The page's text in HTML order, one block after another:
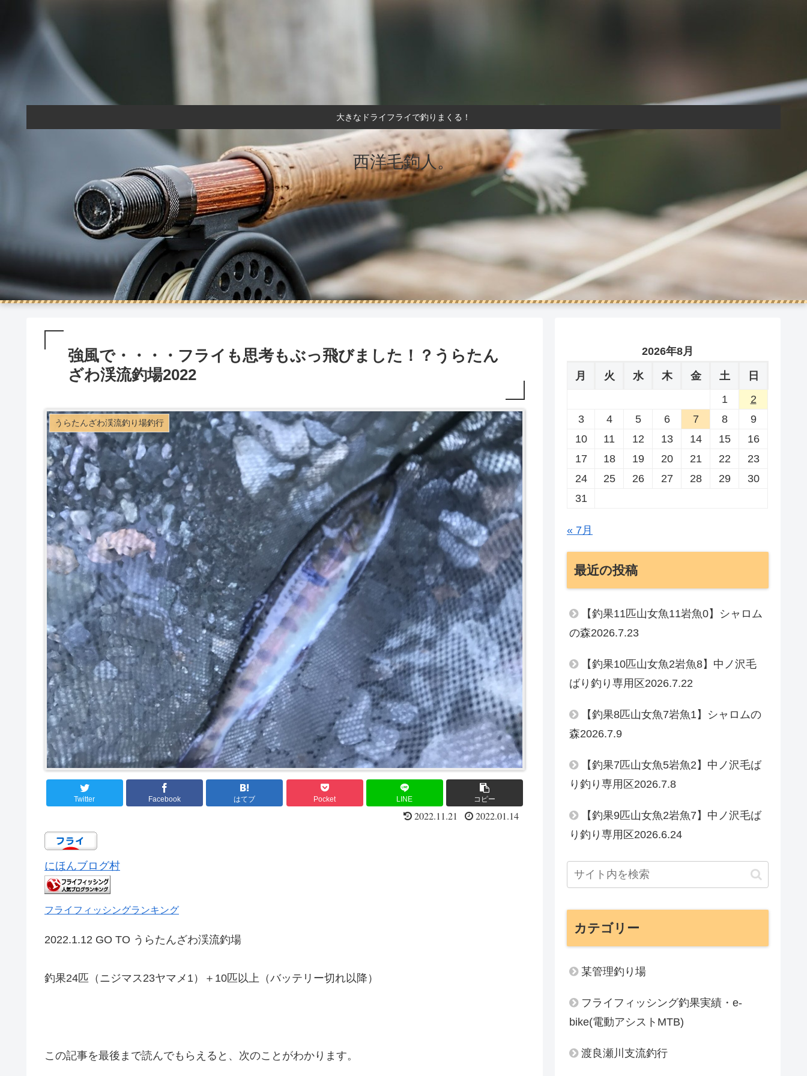
大きなドライフライで釣りまくる！
西洋毛鉤人。
強風で・・・・フライも思考もぶっ飛びました！？うらたん
ざわ渓流釣場2022
うらたんざわ渓流釣り場釣行
Twitter Facebook はてブ Pocket LINE コピー
2022.11.21 2022.01.14
にほんブログ村
フライフィッシングランキング
2022.1.12 GO TO うらたんざわ渓流釣場
釣果24匹（ニジマス23ヤマメ1）＋10匹以上（バッテリー切れ以降）
この記事を最後まで読んでもらえると、次のことがわかります。
2026年8月
月 火 水 木 金 土
日
1
2
3
4 5 6 7 8
9
10
11 12 13 14 15
16
17
18 19 20 21 22
23
24
25 26 27 28 29
30
31
« 7月
最近の投稿
【釣果11匹山女魚11岩魚0】シャロム
の森2026.7.23
【釣果10匹山女魚2岩魚8】中ノ沢毛
ばり釣り専用区2026.7.22
【釣果8匹山女魚7岩魚1】シャロムの
森2026.7.9
【釣果7匹山女魚5岩魚2】中ノ沢毛ば
り釣り専用区2026.7.8
【釣果9匹山女魚2岩魚7】中ノ沢毛ば
り釣り専用区2026.6.24
カテゴリー
某管理釣り場
フライフィッシング釣果実績・e-
bike(電動アシストMTB)
渡良瀬川支流釣行